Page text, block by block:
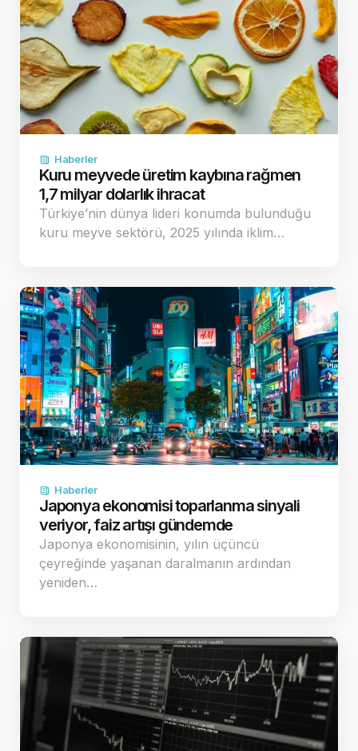
Haberler
Kuru meyvede üretim kaybına rağmen
1,7 milyar dolarlık ihracat
Türkiye’nin dünya lideri konumda bulunduğu
kuru meyve sektörü, 2025 yılında iklim…
Haberler
Japonya ekonomisi toparlanma sinyali
veriyor, faiz artışı gündemde
Japonya ekonomisinin, yılın üçüncü
çeyreğinde yaşanan daralmanın ardından
yeniden…